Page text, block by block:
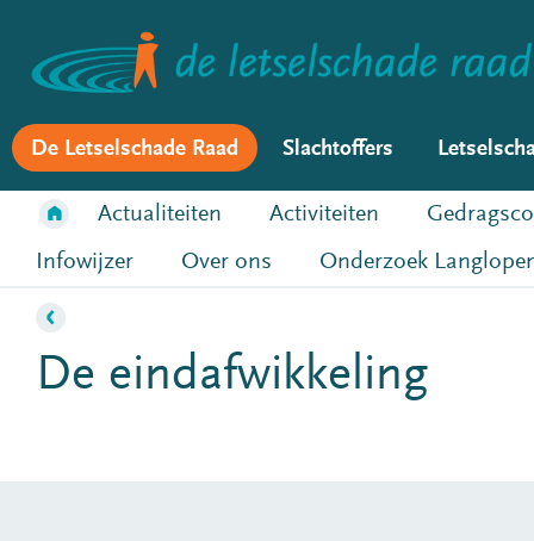
De Letselschade Raad Slachtoffers
Actualiteiten Activiteiten
Infowijzer
Over ons Onderzoek
De eindafwikkeling